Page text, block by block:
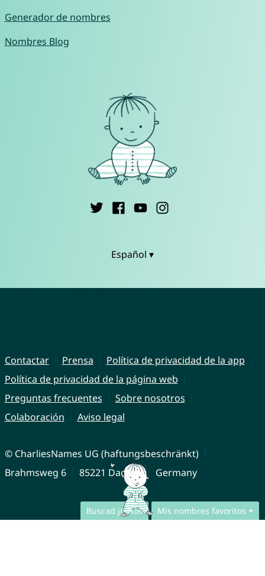
Buscad juntos Mis nombres favoritos
Generador de nombres
Nombres Blog
Español ▾
Contactar Prensa
Política de privacidad de la app
Política de privacidad de la página web
Preguntas frecuentes
Sobre nosotros
Colaboración
Aviso legal
© CharliesNames UG (haftungsbeschränkt)
Brahmsweg 6
85221 Dachau Germany